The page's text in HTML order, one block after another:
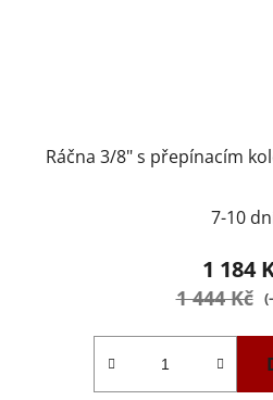
Ráčna 3/8" s přepínacím
7-10
1 184
1 444 Kč